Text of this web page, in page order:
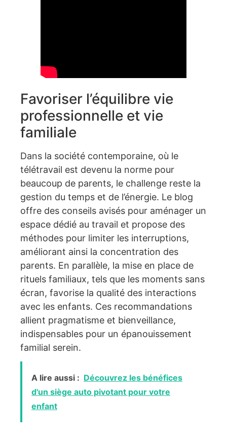
Favoriser l’équilibre vie
professionnelle et vie
familiale
Dans la société contemporaine, où le
télétravail est devenu la norme pour
beaucoup de parents, le challenge reste la
gestion du temps et de l’énergie. Le blog
offre des conseils avisés pour aménager un
espace dédié au travail et propose des
méthodes pour limiter les interruptions,
améliorant ainsi la concentration des
parents. En parallèle, la mise en place de
rituels familiaux, tels que les moments sans
écran, favorise la qualité des interactions
avec les enfants. Ces recommandations
allient pragmatisme et bienveillance,
indispensables pour un épanouissement
familial serein.
A lire aussi : Découvrez les bénéfices
d'un siège auto pivotant pour votre
enfant